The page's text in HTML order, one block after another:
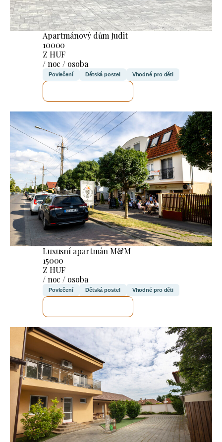
Apartmánový dům Judit
10000
Z HUF
/ noc / osoba
Povlečení Dětská postel Vhodné pro děti
Luxusní apartmán M&M
15000
Z HUF
/ noc / osoba
Povlečení Dětská postel Vhodné pro děti